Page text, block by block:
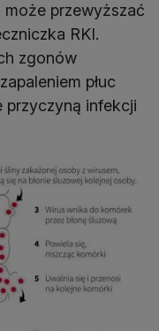
przewyższać
RKI.
zgonów
płuc
przyczyną infekcji